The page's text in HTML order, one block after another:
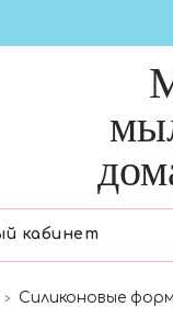
кабинет
Силиконовые